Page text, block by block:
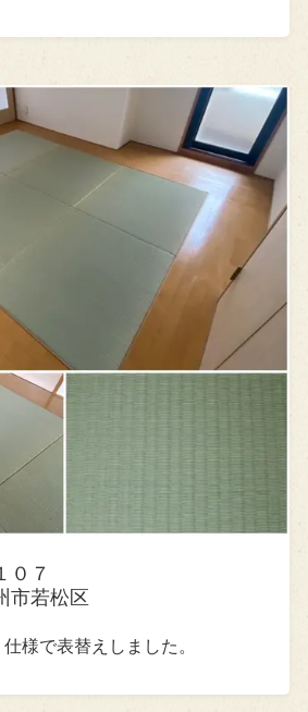
０７
若松区
様で表替えしました。